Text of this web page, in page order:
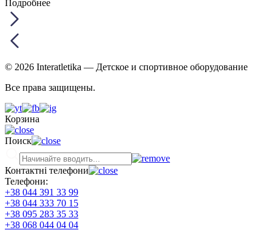
Подробнее
© 2026 Interatletika — Детское и спортивное оборудование
Все права защищены.
Корзина
Поиск
Контактні телефони
Телефони:
+38 044 391 33 99
+38 044 333 70 15
+38 095 283 35 33
+38 068 044 04 04